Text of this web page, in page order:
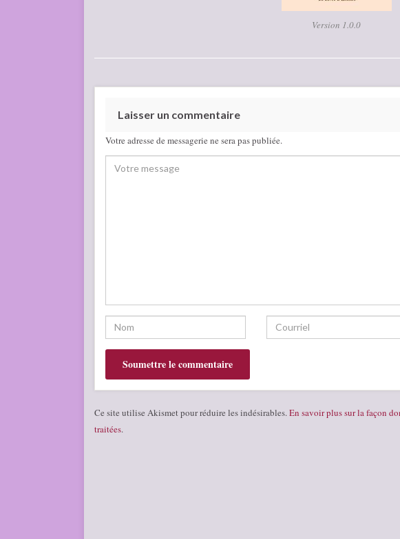
Version 1.0.0
Laisser un commentaire
Votre adresse de messagerie ne sera pas publiée.
Ce site utilise Akismet pour réduire les indésirables. En savoir plus sur la façon
traitées.